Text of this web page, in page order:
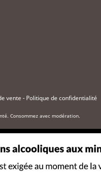
vente - Politique de confidentialité
Consommez avec modération.